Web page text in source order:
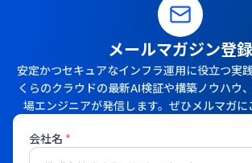
メールマガジン登録
安定かつセキュアなインフラ運用に役立つ実
くらのクラウドの最新AI検証や構築ノウハウ
場エンジニアが発信します。ぜひメルマガに
会社名 *